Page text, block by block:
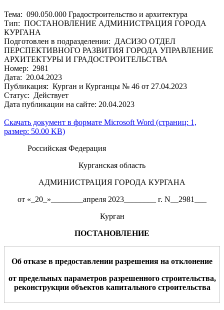
Тема: 090.050.000 Градостроительство и архитектура
Тип: ПОСТАНОВЛЕНИЕ АДМИНИСТРАЦИЯ ГОРОДА
КУРГАНА
Подготовлен в подразделении: ДАСИЗО ОТДЕЛ
ПЕРСПЕКТИВНОГО РАЗВИТИЯ ГОРОДА УПРАВЛЕНИЕ
АРХИТЕКТУРЫ И ГРАДОСТРОИТЕЛЬСТВА
Номер: 2981
Дата: 20.04.2023
Публикация: Курган и Курганцы № 46 от 27.04.2023
Статус: Действует
Дата публикации на сайте: 20.04.2023
Скачать документ в формате Microsoft Word (страниц: 1,
размер: 50.00 KB)
Российская Федерация
Курганская область
АДМИНИСТРАЦИЯ ГОРОДА КУРГАНА
от «_20_»________апреля 2023________ г. N__2981___
Курган
ПОСТАНОВЛЕНИЕ
Об отказе в предоставлении разрешения на отклонение
от предельных параметров разрешенного строительства,
реконструкции объектов капитального строительства